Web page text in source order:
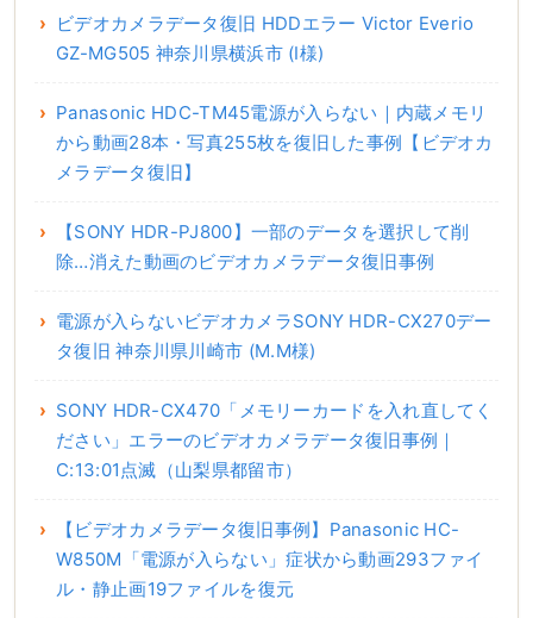
ビデオカメラデータ復旧 HDDエラー Victor Everio
GZ-MG505 神奈川県横浜市 (I様)
Panasonic HDC-TM45電源が入らない｜内蔵メモリ
から動画28本・写真255枚を復旧した事例【ビデオカ
メラデータ復旧】
【SONY HDR-PJ800】一部のデータを選択して削
除…消えた動画のビデオカメラデータ復旧事例
電源が入らないビデオカメラSONY HDR-CX270デー
タ復旧 神奈川県川崎市 (M.M様)
SONY HDR-CX470「メモリーカードを入れ直してく
ださい」エラーのビデオカメラデータ復旧事例｜
C:13:01点滅（山梨県都留市）
【ビデオカメラデータ復旧事例】Panasonic HC-
W850M「電源が入らない」症状から動画293ファイ
ル・静止画19ファイルを復元